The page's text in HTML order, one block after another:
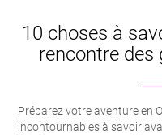
10 choses à
rencontre des
Préparez votre aventure en
incontournables à savoir